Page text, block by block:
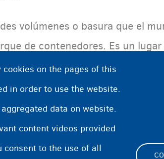
volúmenes o basura que el
de contenedores. Es un
casos tendrá que pagar para
on the pages of this
in order to use the website.
data on website.
content videos provided
consent to the use of all